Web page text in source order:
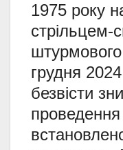
1975 року
стрільцем-
штурмового
грудня
безвісти
проведення